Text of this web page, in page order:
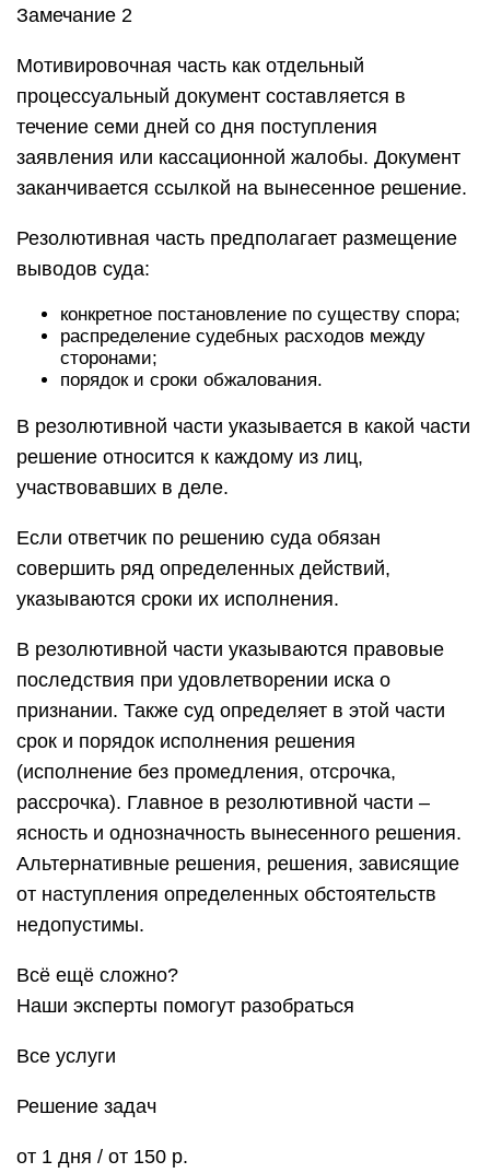
Замечание 2
Мотивировочная часть как отдельный
процессуальный документ составляется в
течение семи дней со дня поступления
заявления или кассационной жалобы. Документ
заканчивается ссылкой на вынесенное решение.
Резолютивная часть предполагает размещение
выводов суда:
конкретное постановление по существу спора;
распределение судебных расходов между
сторонами;
порядок и сроки обжалования.
В резолютивной части указывается в какой части
решение относится к каждому из лиц,
участвовавших в деле.
Если ответчик по решению суда обязан
совершить ряд определенных действий,
указываются сроки их исполнения.
В резолютивной части указываются правовые
последствия при удовлетворении иска о
признании. Также суд определяет в этой части
срок и порядок исполнения решения
(исполнение без промедления, отсрочка,
рассрочка). Главное в резолютивной части –
ясность и однозначность вынесенного решения.
Альтернативные решения, решения, зависящие
от наступления определенных обстоятельств
недопустимы.
Всё ещё сложно?
Наши эксперты помогут разобраться
Все услуги
Решение задач
от 1 дня / от 150 р.